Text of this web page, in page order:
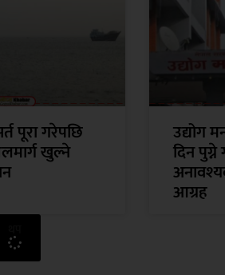
पूरा गरेपछि
खुल्ने
उद्योग
दिन
आग्रह